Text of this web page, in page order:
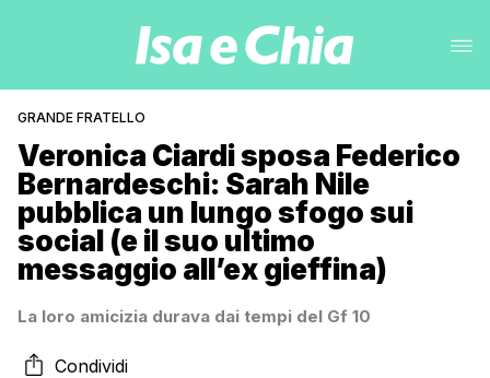
GRANDE FRATELLO
Veronica Ciardi sposa Federico
Bernardeschi: Sarah Nile
pubblica un lungo sfogo sui
social (e il suo ultimo
messaggio all’ex gieffina)
La loro amicizia durava dai tempi del Gf 10
Condividi